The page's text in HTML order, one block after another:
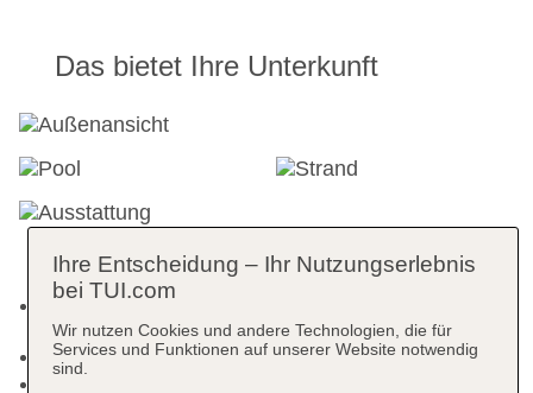
Das bietet Ihre Unterkunft
TUI Gäste aus verschiedenen Ländern
Kurtaxe/Ökotaxe/Touristensteuer zahlbar vor Ort
Ihre Entscheidung – Ihr Nutzungserlebnis
bei TUI.com
Wir nutzen Cookies und andere Technologien, die für
Services und Funktionen auf unserer Website notwendig
sind.